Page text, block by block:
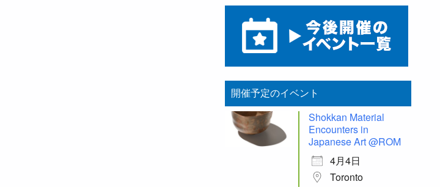
開催予定のイベント
Shokkan Material
Encounters in
Japanese Art @ROM
4月4日
Toronto